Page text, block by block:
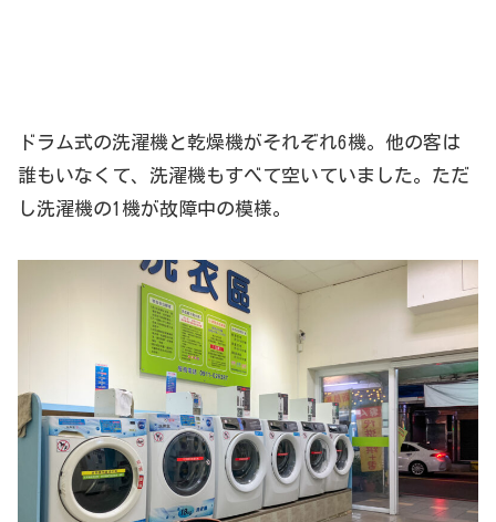
ドラム式の洗濯機と乾燥機がそれぞれ6機。他の客は
誰もいなくて、洗濯機もすべて空いていました。ただ
し洗濯機の1機が故障中の模様。